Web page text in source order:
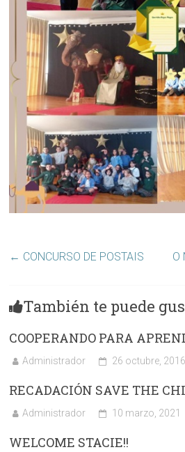
← CONCURSO DE POSTAIS O
También te puede
COOPERANDO PARA
Administrador 26 octubre, 2016
RECADACIÓN SAVE THE
Administrador 10 marzo, 2021
WELCOME STACIE!!